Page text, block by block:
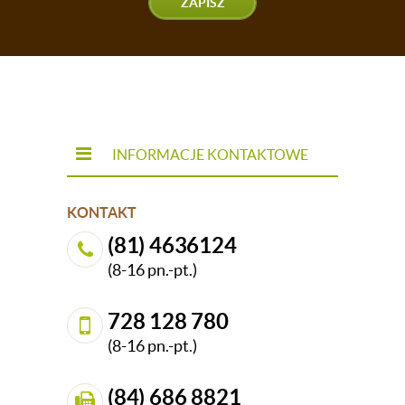
INFORMACJE KONTAKTOWE
KONTAKT
(81) 4636124
(8-16 pn.-pt.)
728 128 780
(8-16 pn.-pt.)
(84) 686 8821